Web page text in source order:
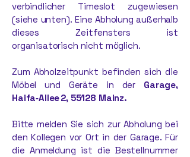
verbindlicher Timeslot zugewiesen
(siehe unten). Eine Abholung außerhalb
dieses Zeitfensters ist
organisatorisch nicht möglich.
Zum Abholzeitpunkt befinden sich die
Möbel und Geräte in der Garage,
Haifa‑Allee 2, 55128 Mainz.
Bitte melden Sie sich zur Abholung bei
den Kollegen vor Ort in der Garage. Für
die Anmeldung ist die Bestellnummer